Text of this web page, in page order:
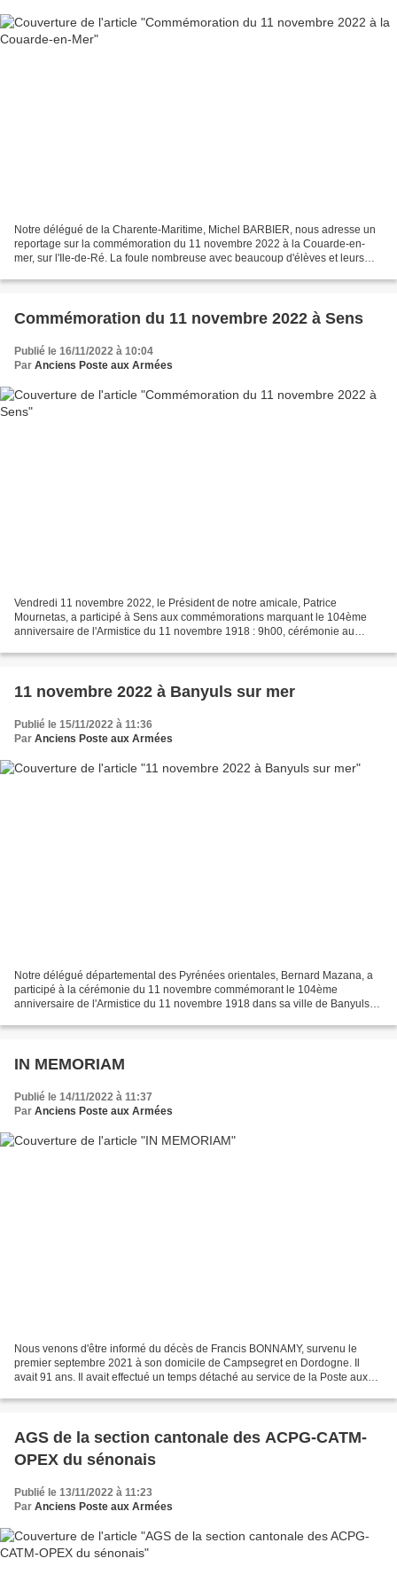
Notre délégué de la Charente-Maritime, Michel BARBIER, nous adresse un
reportage sur la commémoration du 11 novembre 2022 à la Couarde-en-
mer, sur l'Ile-de-Ré. La foule nombreuse avec beaucoup d'élèves et leurs
Commémoration du 11 novembre 2022 à Sens
Publié le 16/11/2022 à 10:04
Par Anciens Poste aux Armées
Vendredi 11 novembre 2022, le Président de notre amicale, Patrice
Mournetas, a participé à Sens aux commémorations marquant le 104ème
anniversaire de l'Armistice du 11 novembre 1918 : 9h00, cérémonie au
11 novembre 2022 à Banyuls sur mer
Publié le 15/11/2022 à 11:36
Par Anciens Poste aux Armées
Notre délégué départemental des Pyrénées orientales, Bernard Mazana, a
participé à la cérémonie du 11 novembre commémorant le 104ème
anniversaire de l'Armistice du 11 novembre 1918 dans sa ville de Banyuls-
IN MEMORIAM
Publié le 14/11/2022 à 11:37
Par Anciens Poste aux Armées
Nous venons d'être informé du décès de Francis BONNAMY, survenu le
premier septembre 2021 à son domicile de Campsegret en Dordogne. Il
avait 91 ans. Il avait effectué un temps détaché au service de la Poste aux
AGS de la section cantonale des ACPG-CATM-
OPEX du sénonais
Publié le 13/11/2022 à 11:23
Par Anciens Poste aux Armées